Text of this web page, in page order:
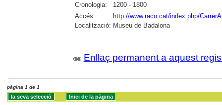
Cronologia:
1200 - 1800
Accés:
http://www.raco.cat/index.php/
Localització: Museu de Badalona
Enllaç permanent a aquest
pàgina 1 de 1